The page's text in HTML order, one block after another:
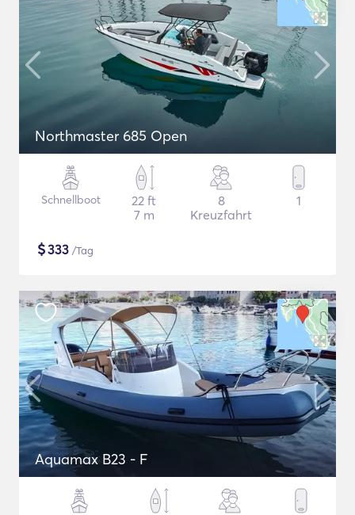
Northmaster 685 Open
Schnellboot
22 ft
7 m
8
Kreuzfahrt
1
$333 /Tag
Aquamax B23 - F